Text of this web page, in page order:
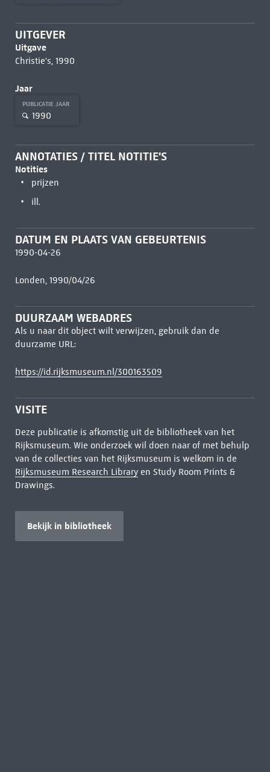
UITGEVER
Uitgave
Christie's, 1990
Jaar
PUBLICATIE JAAR
1990
ANNOTATIES / TITEL NOTITIE'S
Notities
prijzen
ill.
DATUM EN PLAATS VAN GEBEURTENIS
1990-04-26
Londen, 1990/04/26
DUURZAAM WEBADRES
Als u naar dit object wilt verwijzen, gebruik dan de
duurzame URL:
https://id.rijksmuseum.nl/300163509
VISITE
Deze publicatie is afkomstig uit de bibliotheek van het
Rijksmuseum. Wie onderzoek wil doen naar of met behulp
van de collecties van het Rijksmuseum is welkom in de
Rijksmuseum Research Libraryen Study Room Prints &
Drawings.
Bekijk in bibliotheek